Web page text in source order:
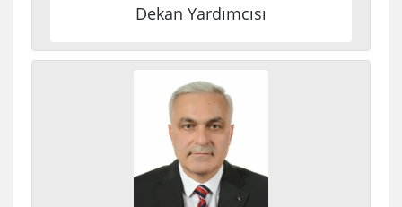
Dekan Yardımcısı